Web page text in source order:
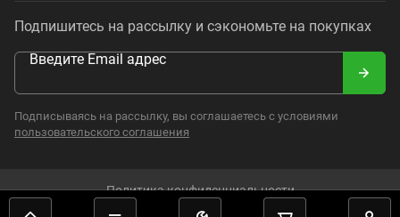
Подпишитесь на рассылку и сэкономьте на покупках
Введите Email адрес
Подписываясь на рассылку, вы соглашаетесь с условиями
пользовательского соглашения
Политика конфиденциальности
2008–2024. Russian Moto Catalogue. Все права защищены.